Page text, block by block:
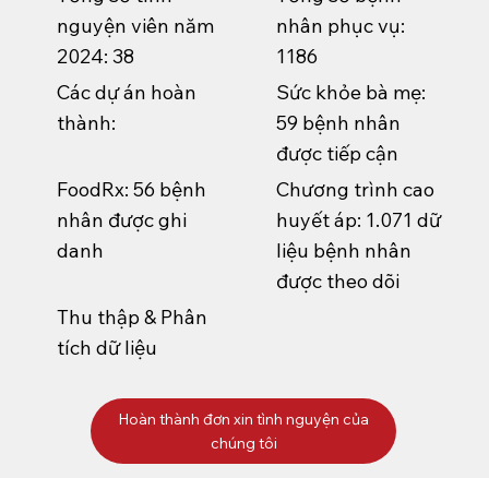
nguyện viên năm
2024: 38
nhân phục vụ:
1186
Các dự án hoàn
thành:
Sức khỏe bà mẹ:
59 bệnh nhân
được tiếp cận
FoodRx: 56 bệnh
nhân được ghi
danh
Chương trình cao
huyết áp: 1.071 dữ
liệu bệnh nhân
được theo dõi
Thu thập & Phân
tích dữ liệu
Hoàn thành đơn xin tình nguyện của
chúng tôi